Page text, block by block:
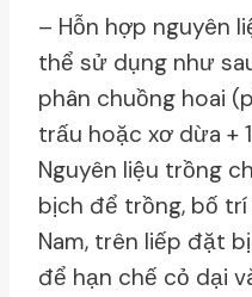
– Hỗn hợp nguyên
thể sử dụng như
phân chuồng hoai
trấu hoặc xơ dừa +
Nguyên liệu trồng
bịch để trồng, bố
Nam, trên liếp đặt
để hạn chế cỏ dại